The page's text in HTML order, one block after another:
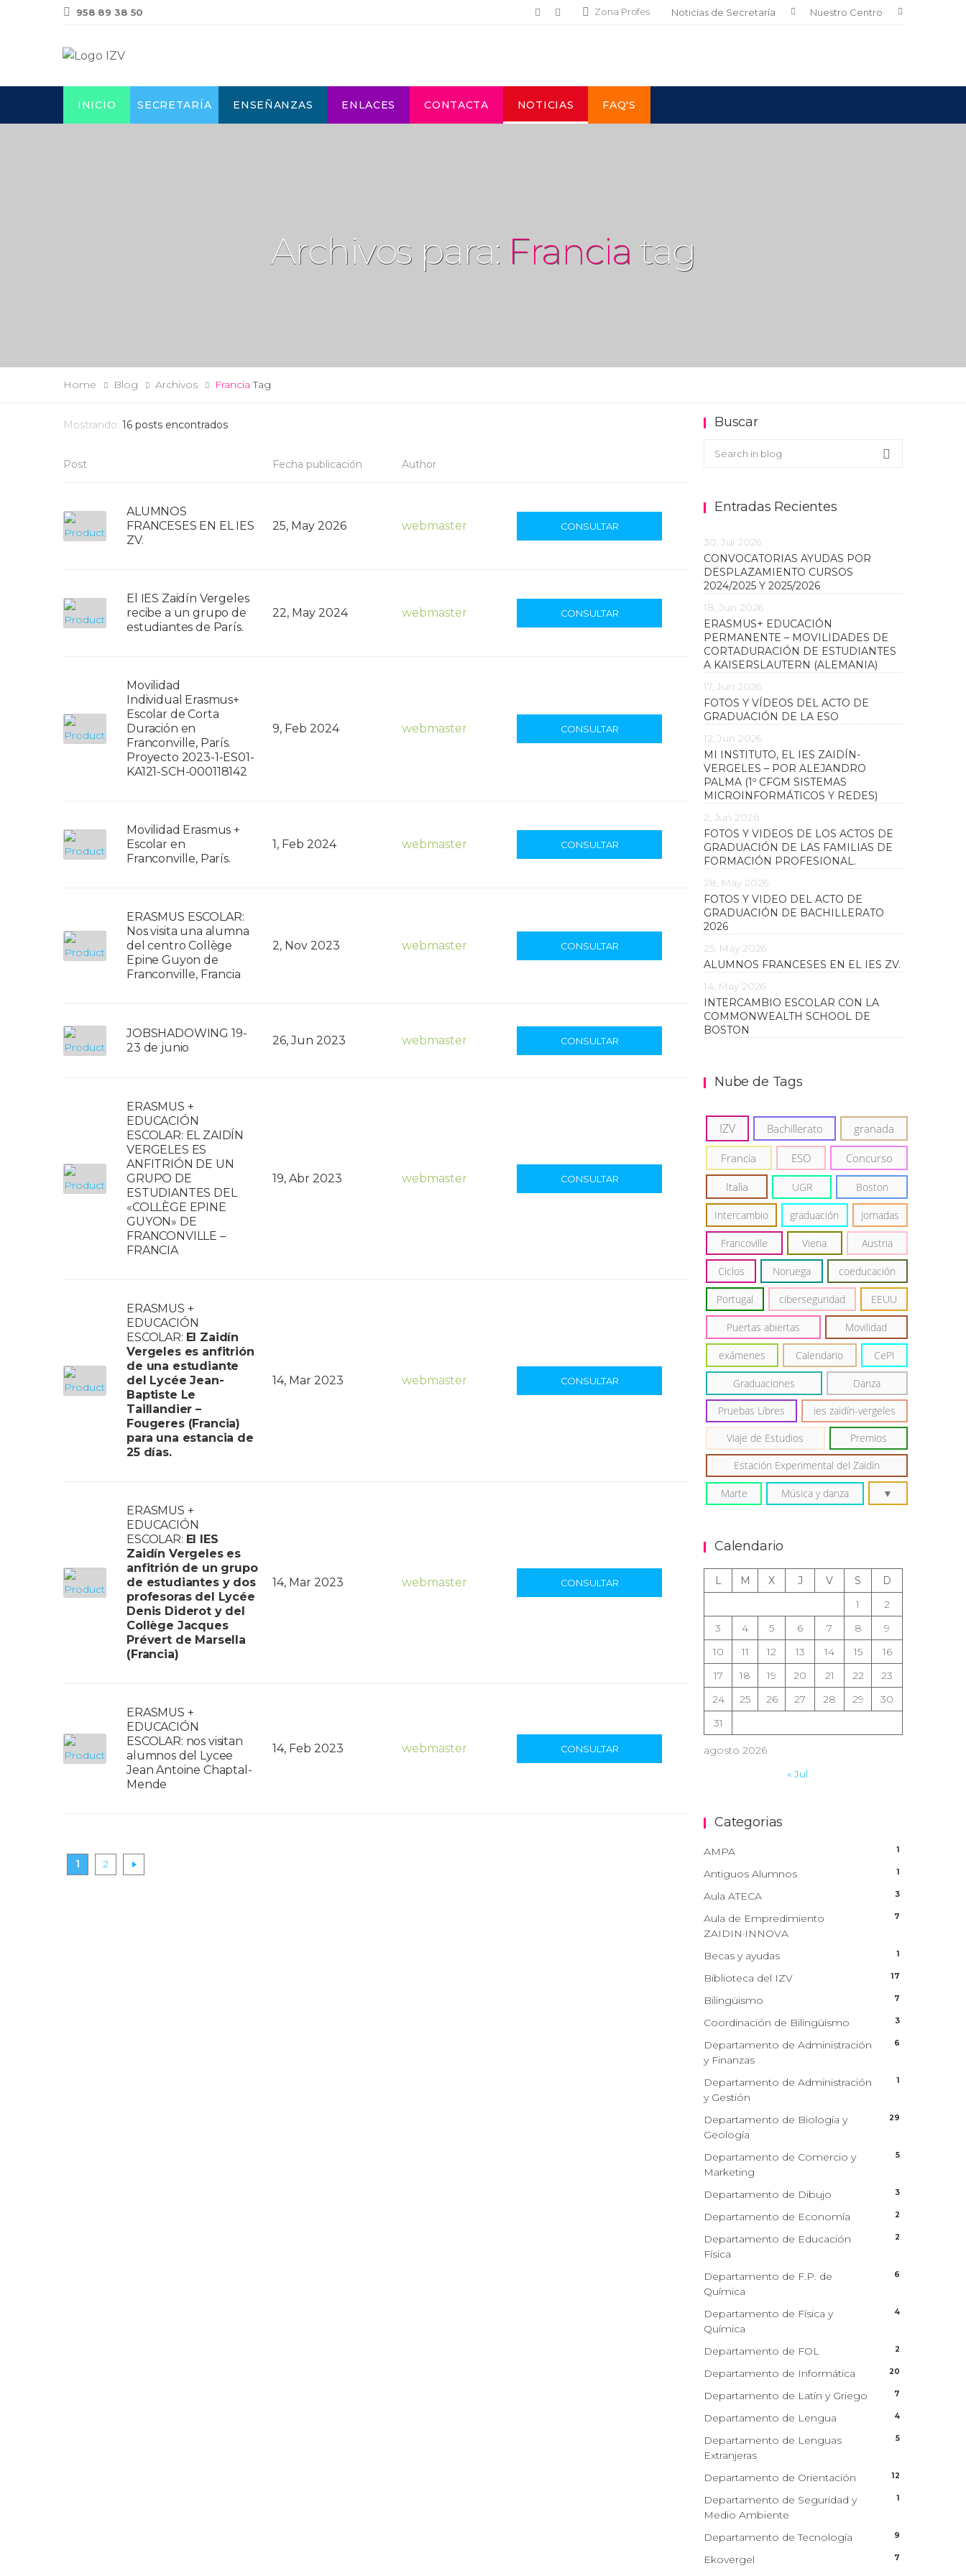
958 89 38 50 Zona Profes Noticias de Secretaría Nuestro Centro
INICIO SECRETARÍA ENSEÑANZAS ENLACES CONTACTA NOTICIAS FAQ'S
Archivos para: Francia tag
Home Blog Archivos Francia Tag
Mostrando: 16 posts encontrados
Post Fecha publicación Author
ALUMNOS
FRANCESES EN EL IES
ZV.
25, May 2026 webmaster CONSULTAR
El IES Zaidín Vergeles
recibe a un grupo de
estudiantes de París.
22, May 2024 webmaster CONSULTAR
Movilidad
Individual Erasmus+
Escolar de Corta
Duración en
Franconville, París.
Proyecto 2023-1-ES01-
KA121-SCH-000118142
9, Feb 2024 webmaster CONSULTAR
Movilidad Erasmus +
Escolar en
Franconville, París.
1, Feb 2024 webmaster CONSULTAR
ERASMUS ESCOLAR:
Nos visita una alumna
del centro Collège
Epine Guyon de
Franconville, Francia
2, Nov 2023 webmaster CONSULTAR
JOBSHADOWING 19-
23 de junio
26, Jun 2023 webmaster CONSULTAR
ERASMUS +
EDUCACIÓN
ESCOLAR: EL ZAIDÍN
VERGELES ES
ANFITRIÓN DE UN
GRUPO DE
ESTUDIANTES DEL
«COLLÈGE EPINE
GUYON» DE
FRANCONVILLE –
FRANCIA
19, Abr 2023 webmaster CONSULTAR
ERASMUS +
EDUCACIÓN
ESCOLAR: El Zaidín
Vergeles es anfitrión
de una estudiante
del Lycée Jean-
Baptiste Le
Taillandier –
Fougeres (Francia)
para una estancia de
25 días.
14, Mar 2023 webmaster CONSULTAR
ERASMUS +
EDUCACIÓN
ESCOLAR: El IES
Zaidín Vergeles es
anfitrión de un grupo
de estudiantes y dos
profesoras del Lycée
Denis Diderot y del
Collège Jacques
Prévert de Marsella
(Francia)
14, Mar 2023 webmaster CONSULTAR
ERASMUS +
EDUCACIÓN
ESCOLAR: nos visitan
alumnos del Lycee
Jean Antoine Chaptal-
Mende
14, Feb 2023 webmaster CONSULTAR
Paginación
1 2
Buscar
Buscar en el blog
Search
Entradas Recientes
30, Jul 2026
CONVOCATORIAS AYUDAS POR
DESPLAZAMIENTO CURSOS
2024/2025 Y 2025/2026
18, Jun 2026
ERASMUS+ EDUCACIÓN
PERMANENTE – MOVILIDADES DE
CORTADURACIÓN DE ESTUDIANTES
A KAISERSLAUTERN (ALEMANIA)
17, Jun 2026
FOTOS Y VÍDEOS DEL ACTO DE
GRADUACIÓN DE LA ESO
12, Jun 2026
MI INSTITUTO, EL IES ZAIDÍN-
VERGELES – POR ALEJANDRO
PALMA (1º CFGM SISTEMAS
MICROINFORMÁTICOS Y REDES)
2, Jun 2026
FOTOS Y VIDEOS DE LOS ACTOS DE
GRADUACIÓN DE LAS FAMILIAS DE
FORMACIÓN PROFESIONAL.
28, May 2026
FOTOS Y VIDEO DEL ACTO DE
GRADUACIÓN DE BACHILLERATO
2026
25, May 2026
ALUMNOS FRANCESES EN EL IES ZV.
14, May 2026
INTERCAMBIO ESCOLAR CON LA
COMMONWEALTH SCHOOL DE
BOSTON
Nube de Tags
IZV Bachillerato granada
Francia ESO
Concurso
Italia
UGR Boston
Intercambio graduación Jornadas
Francoville Viena Austria
Ciclos Noruega coeducación
Portugal ciberseguridad EEUU
Puertas abiertas Movilidad
exámenes Calendario CePI
Graduaciones Danza
Pruebas Libres ies zaidín-vergeles
Viaje de Estudios Premios
Estación Experimental del Zaidín
Marte Música y danza
Calendario
agosto 2026
L M X J V S
D
1
2
3
4 5 6 7 8
9
10
11 12 13 14 15
16
17
18 19 20 21 22
23
24
25 26 27 28 29
30
31
« Jul
Categorias
AMPA 1
Antiguos Alumnos 1
Aula ATECA 3
Aula de Empredimiento
ZAIDIN·INNOVA
7
Becas y ayudas 1
Biblioteca del IZV 17
Bilingüismo 7
Coordinación de Bilingüismo 3
Departamento de Administración
y Finanzas
6
Departamento de Administración
y Gestión
1
Departamento de Biología y
Geología
29
Departamento de Comercio y
Marketing
5
Departamento de Dibujo 3
Departamento de Economía 2
Departamento de Educación
Física
2
Departamento de F.P. de
Química
6
Departamento de Física y
Química
4
Departamento de FOL 2
Departamento de Informática 20
Departamento de Latín y Griego 7
Departamento de Lengua 4
Departamento de Lenguas
Extranjeras
5
Departamento de Orientación 12
Departamento de Seguridad y
Medio Ambiente
1
Departamento de Tecnología 9
Ekovergel 7